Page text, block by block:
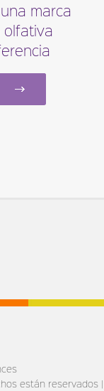
marca
olfativa
están reservados |